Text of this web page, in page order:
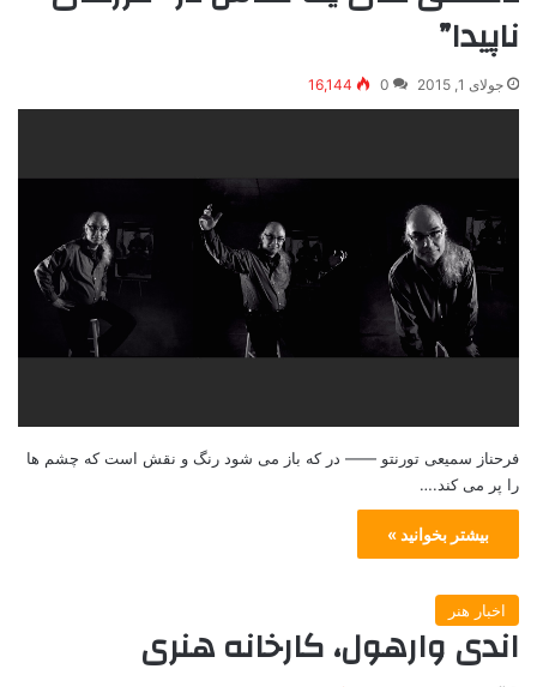
ناپیدا”
جولای 1, 2015 0
16,144
فرحناز سمیعی تورنتو —— در که باز می شود رنگ و نقش است که چشم ها
را پر می کند.…
بیشتر بخوانید »
اخبار هنر
اندی وارهول، کارخانه هنری